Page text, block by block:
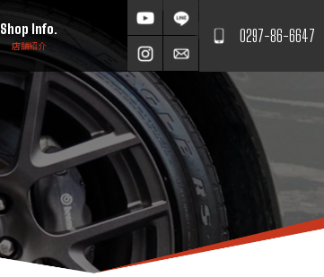
0297-86-6647
Shop Info.
店舗紹介